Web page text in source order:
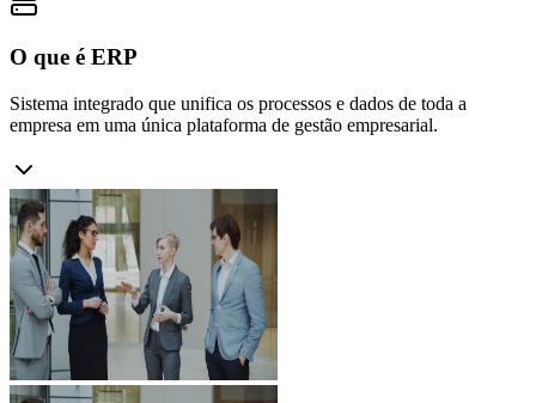
O que é ERP
Sistema integrado que unifica os processos e dados de toda a
empresa em uma única plataforma de gestão empresarial.